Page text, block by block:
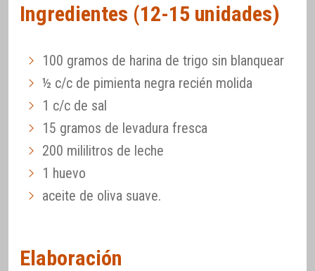
Ingredientes (12-15 unidades)
100 gramos de harina de trigo sin blanquear
½ c/c de pimienta negra recién molida
1 c/c de sal
15 gramos de levadura fresca
200 mililitros de leche
1 huevo
aceite de oliva suave.
Elaboración